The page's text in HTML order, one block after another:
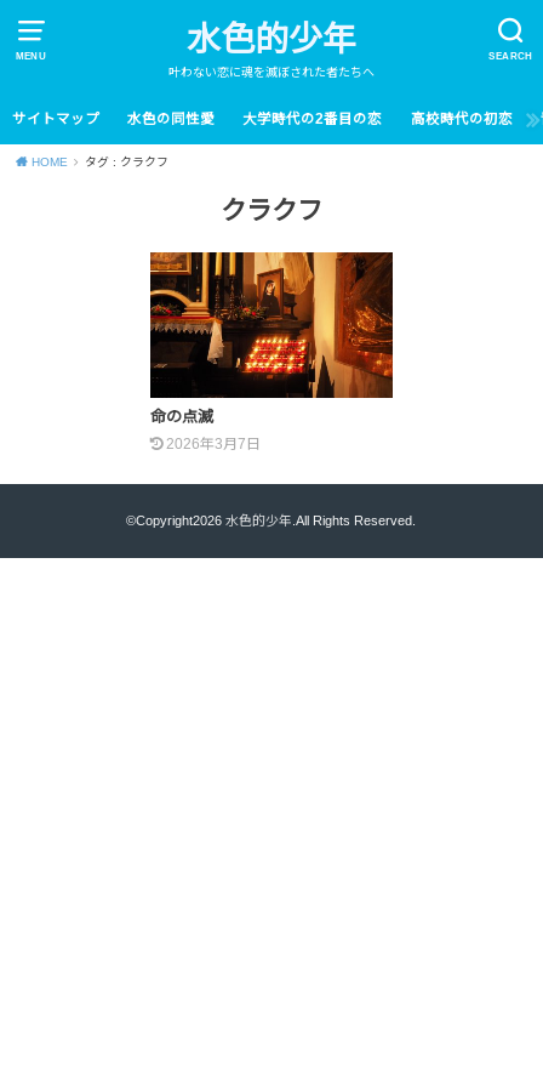
MENU SEARCH
水色的少年
叶わない恋に魂を滅ぼされた者たちへ
サイトマップ 水色の同性愛 大学時代の2番目の恋 高校時代の初恋
HOME タグ : クラクフ
クラクフ
命の点滅
2026年3月7日
©Copyright2026水色的少年.All Rights Reserved.